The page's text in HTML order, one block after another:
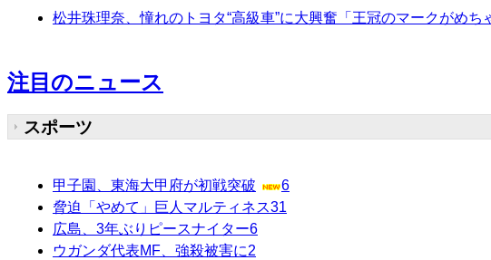
松井珠理奈、憧れのトヨタ“高級車”に大興奮「王冠のマークがめ
注目のニュース
スポーツ
甲子園、東海大甲府が初戦突破
6
脅迫「やめて」巨人マルティネス31
広島、3年ぶりピースナイター6
ウガンダ代表MF、強殺被害に2